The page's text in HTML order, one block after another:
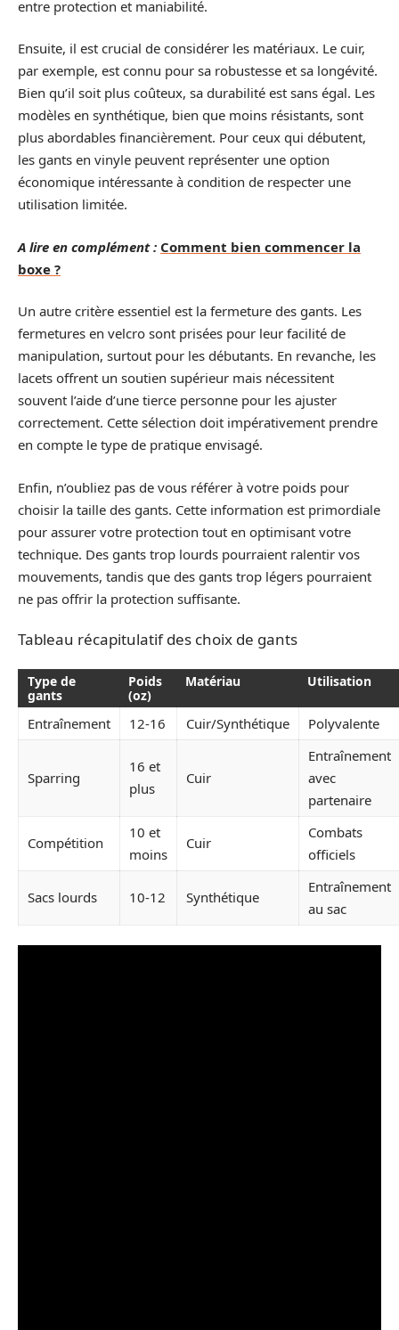
entre protection et maniabilité.
Ensuite, il est crucial de considérer les matériaux. Le cuir,
par exemple, est connu pour sa robustesse et sa longévité.
Bien qu’il soit plus coûteux, sa durabilité est sans égal. Les
modèles en synthétique, bien que moins résistants, sont
plus abordables financièrement. Pour ceux qui débutent,
les gants en vinyle peuvent représenter une option
économique intéressante à condition de respecter une
utilisation limitée.
A lire en complément : Comment bien commencer la
boxe ?
Un autre critère essentiel est la fermeture des gants. Les
fermetures en velcro sont prisées pour leur facilité de
manipulation, surtout pour les débutants. En revanche, les
lacets offrent un soutien supérieur mais nécessitent
souvent l’aide d’une tierce personne pour les ajuster
correctement. Cette sélection doit impérativement prendre
en compte le type de pratique envisagé.
Enfin, n’oubliez pas de vous référer à votre poids pour
choisir la taille des gants. Cette information est primordiale
pour assurer votre protection tout en optimisant votre
technique. Des gants trop lourds pourraient ralentir vos
mouvements, tandis que des gants trop légers pourraient
ne pas offrir la protection suffisante.
Tableau récapitulatif des choix de gants
Type de
gants
Poids
(oz)
Matériau Utilisation
Entraînement 12-16 Cuir/Synthétique Polyvalente
Sparring
16 et
plus
Cuir
Entraînement
avec
partenaire
Compétition
10 et
moins
Cuir
Combats
officiels
Sacs lourds 10-12 Synthétique
Entraînement
au sac